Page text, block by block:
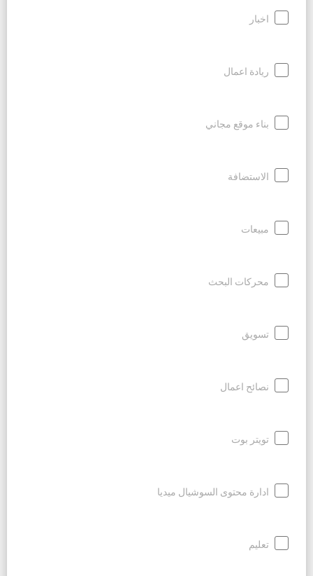
اخبار
ريادة اعمال
بناء موقع مجاني
الاستضافة
مبيعات
محركات البحث
تسويق
نصائح اعمال
تويتر بوت
ادارة محتوى السوشيال ميديا
تعليم